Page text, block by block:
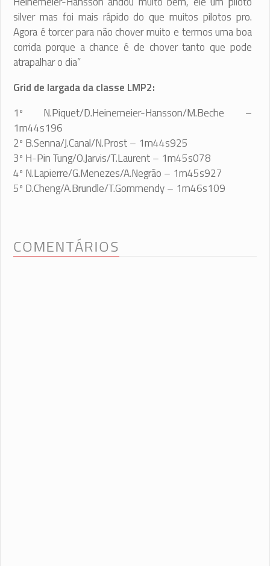
silver mas foi mais rápido do que muitos pilotos pro.
Agora é torcer para não chover muito e termos uma boa
corrida porque a chance é de chover tanto que pode
atrapalhar o dia”
Grid de largada da classe LMP2:
1º N.Piquet/D.Heinemeier-Hansson/M.Beche –
1m44s196
2º B.Senna/J.Canal/N.Prost – 1m44s925
3º H-Pin Tung/O.Jarvis/T.Laurent – 1m45s078
4º N.Lapierre/G.Menezes/A.Negrão – 1m45s927
5º D.Cheng/A.Brundle/T.Gommendy – 1m46s109
COMENTÁRIOS